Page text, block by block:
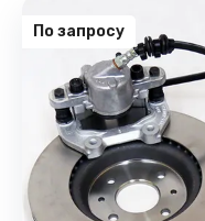
По запросу